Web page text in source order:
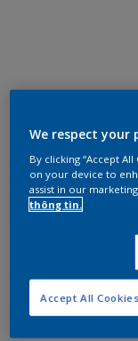
We respect your
By clicking “Accept
on your device to
assist in our
thông tin.
Accept All Cookies